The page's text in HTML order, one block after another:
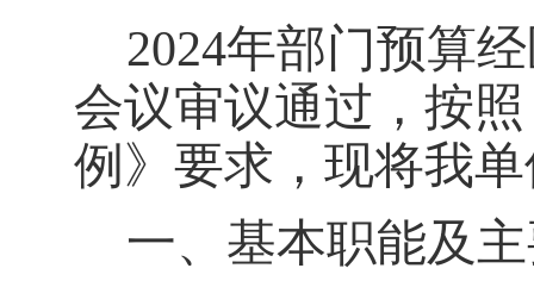
2024年部门预算
会议审议通过，按
例》 要求，现将我单
一、基本职能及